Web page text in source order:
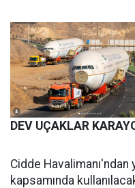
DEV UÇAKLAR
Cidde
kapsamında